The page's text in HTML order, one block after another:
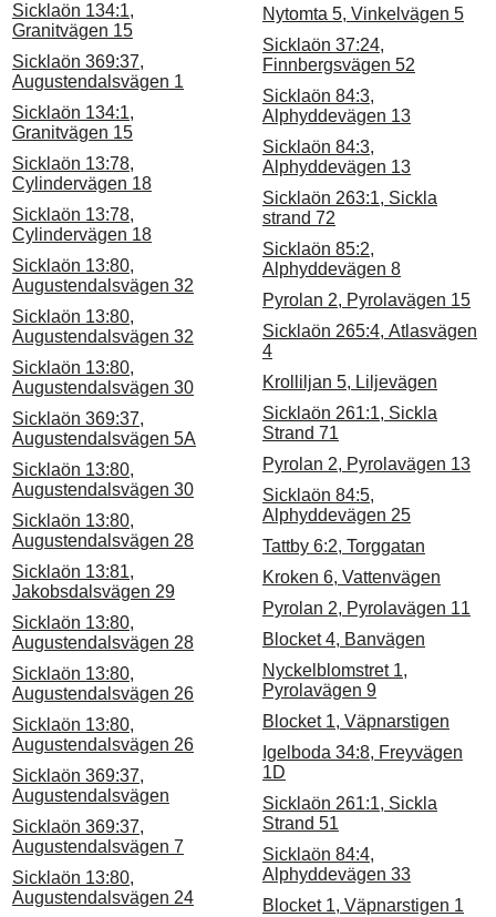
Sicklaön 134:1,
Granitvägen 15
Sicklaön 369:37,
Augustendalsvägen 1
Sicklaön 134:1,
Granitvägen 15
Sicklaön 13:78,
Cylindervägen 18
Sicklaön 13:78,
Cylindervägen 18
Sicklaön 13:80,
Augustendalsvägen 32
Sicklaön 13:80,
Augustendalsvägen 32
Sicklaön 13:80,
Augustendalsvägen 30
Sicklaön 369:37,
Augustendalsvägen 5A
Sicklaön 13:80,
Augustendalsvägen 30
Sicklaön 13:80,
Augustendalsvägen 28
Sicklaön 13:81,
Jakobsdalsvägen 29
Sicklaön 13:80,
Augustendalsvägen 28
Sicklaön 13:80,
Augustendalsvägen 26
Sicklaön 13:80,
Augustendalsvägen 26
Sicklaön 369:37,
Augustendalsvägen
Sicklaön 369:37,
Augustendalsvägen 7
Sicklaön 13:80,
Augustendalsvägen 24
Nytomta 5, Vinkelvägen 5
Sicklaön 37:24,
Finnbergsvägen 52
Sicklaön 84:3,
Alphyddevägen 13
Sicklaön 84:3,
Alphyddevägen 13
Sicklaön 263:1, Sickla
strand 72
Sicklaön 85:2,
Alphyddevägen 8
Pyrolan 2, Pyrolavägen 15
Sicklaön 265:4, Atlasvägen
4
Krolliljan 5, Liljevägen
Sicklaön 261:1, Sickla
Strand 71
Pyrolan 2, Pyrolavägen 13
Sicklaön 84:5,
Alphyddevägen 25
Tattby 6:2, Torggatan
Kroken 6, Vattenvägen
Pyrolan 2, Pyrolavägen 11
Blocket 4, Banvägen
Nyckelblomstret 1,
Pyrolavägen 9
Blocket 1, Väpnarstigen
Igelboda 34:8, Freyvägen
1D
Sicklaön 261:1, Sickla
Strand 51
Sicklaön 84:4,
Alphyddevägen 33
Blocket 1, Väpnarstigen 1